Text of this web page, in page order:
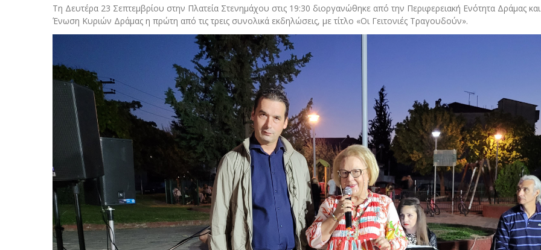
Τη Δευτέρα 23 Σεπτεμβρίου στην Πλατεία Στενημάχου στις 19:30 διοργανώθηκε από την Περιφερειακή Ενότητα Δράμας
Ένωση Κυριών Δράμας η πρώτη από τις τρεις συνολικά εκδηλώσεις, με τίτλο «Οι Γειτονιές Τραγουδούν».